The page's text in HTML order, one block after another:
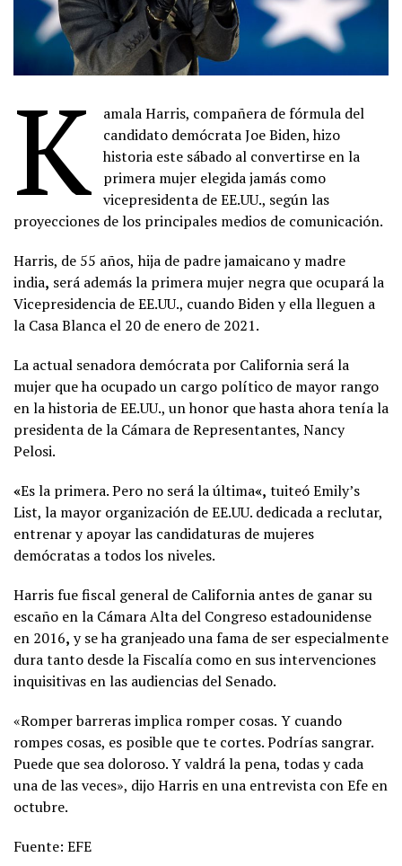
K
amala Harris, compañera de fórmula del
candidato demócrata Joe Biden, hizo
historia este sábado al convertirse en la
primera mujer elegida jamás como
vicepresidenta de EE.UU., según las
proyecciones de los principales medios de comunicación.
Harris, de 55 años, hija de padre jamaicano y madre
india, será además la primera mujer negra que ocupará la
Vicepresidencia de EE.UU., cuando Biden y ella lleguen a
la Casa Blanca el 20 de enero de 2021.
La actual senadora demócrata por California será la
mujer que ha ocupado un cargo político de mayor rango
en la historia de EE.UU., un honor que hasta ahora tenía la
presidenta de la Cámara de Representantes, Nancy
Pelosi.
«Es la primera. Pero no será la última«, tuiteó Emily’s
List, la mayor organización de EE.UU. dedicada a reclutar,
entrenar y apoyar las candidaturas de mujeres
demócratas a todos los niveles.
Harris fue fiscal general de California antes de ganar su
escaño en la Cámara Alta del Congreso estadounidense
en 2016, y se ha granjeado una fama de ser especialmente
dura tanto desde la Fiscalía como en sus intervenciones
inquisitivas en las audiencias del Senado.
«Romper barreras implica romper cosas. Y cuando
rompes cosas, es posible que te cortes. Podrías sangrar.
Puede que sea doloroso. Y valdrá la pena, todas y cada
una de las veces», dijo Harris en una entrevista con Efe en
octubre.
Fuente: EFE